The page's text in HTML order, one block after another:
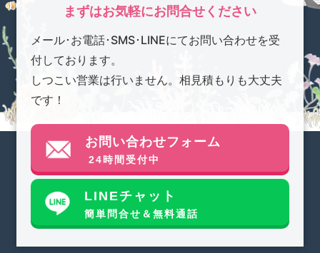
まずはお気軽にお問合せください
メール･お電話･SMS･LINEにてお問い合わせを受
付しております。
しつこい営業は行いません。相見積もりも大丈夫
です！
お問い合わせフォーム
24時間受付中
LINEチャット
簡単問合せ＆無料通話